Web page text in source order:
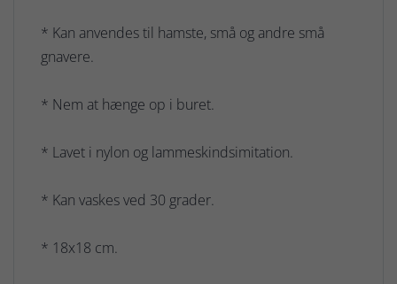
* Kan anvendes til hamste, små og andre små
gnavere.
* Nem at hænge op i buret.
* Lavet i nylon og lammeskindsimitation.
* Kan vaskes ved 30 grader.
* 18x18 cm.